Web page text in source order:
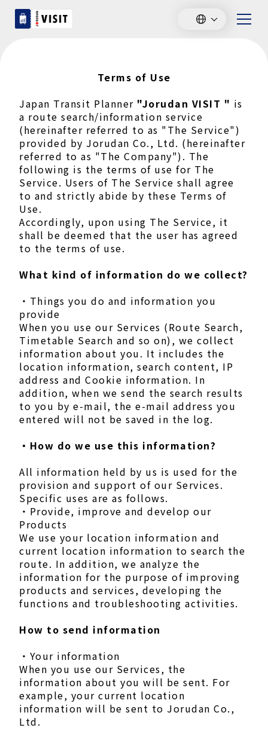
Terms of Use
Japan Transit Planner "Jorudan VISIT " is
a route search/information service
(hereinafter referred to as "The Service")
provided by Jorudan Co., Ltd. (hereinafter
referred to as "The Company"). The
following is the terms of use for The
Service. Users of The Service shall agree
to and strictly abide by these Terms of
Use.
Accordingly, upon using The Service, it
shall be deemed that the user has agreed
to the terms of use.
What kind of information do we collect?
・Things you do and information you
provide
When you use our Services (Route Search,
Timetable Search and so on), we collect
information about you. It includes the
location information, search content, IP
address and Cookie information. In
addition, when we send the search results
to you by e-mail, the e-mail address you
entered will not be saved in the log.
・How do we use this information?
All information held by us is used for the
provision and support of our Services.
Specific uses are as follows.
・Provide, improve and develop our
Products
We use your location information and
current location information to search the
route. In addition, we analyze the
information for the purpose of improving
products and services, developing the
functions and troubleshooting activities.
How to send information
・Your information
When you use our Services, the
information about you will be sent. For
example, your current location
information will be sent to Jorudan Co.,
Ltd.